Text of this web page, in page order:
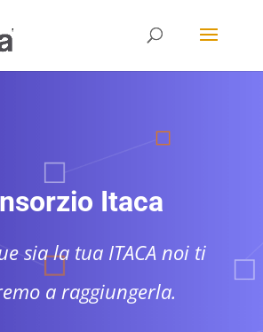
Itaca
sia la tua ITACA noi ti
a raggiungerla.